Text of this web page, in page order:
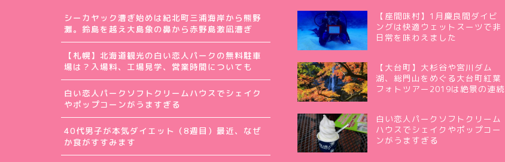
シーカヤック漕ぎ始めは紀北町三浦海岸から熊野
灘。鈴島を越え大島象の鼻から赤野島激凪漕ぎ
【札幌】北海道観光の白い恋人パークの無料駐車
場は？入場料、工場見学、営業時間についても
白い恋人パークソフトクリームハウスでシェイク
やポップコーンがうますぎる
40代男子が本気ダイエット（8週目）最近、なぜ
か食がすすみます
【座間味村】1月慶良間ダイビ
ングは快適ウェットスーツで非
日常を味わえました
【大台町】大杉谷や宮川ダム
湖、総門山をめぐる大台町紅葉
フォトツアー2019は絶景の連続
白い恋人パークソフトクリーム
ハウスでシェイクやポップコー
ンがうますぎる